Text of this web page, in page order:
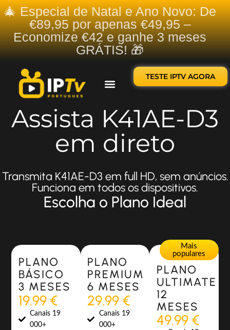
🎄 Especial de Natal e Ano Novo: De
€89,95 por apenas €49,95 –
Economize €42 e ganhe 3 meses
GRÁTIS! 🎁
TESTE IPTV AGORA
Assista K41AE-D3
em direto
Transmita K41AE-D3 em full HD, sem anúncios.
Funciona em todos os dispositivos.
Escolha o Plano Ideal
Most Popular
PLANO
BÁSICO
3 MESES
19.99 €
Canais 19
000+
Most Popular
PLANO
PREMIUM
6 MESES
29.99 €
Canais 19
000+
Mais
populares
PLANO
ULTIMATE
12
MESES
49.99 €